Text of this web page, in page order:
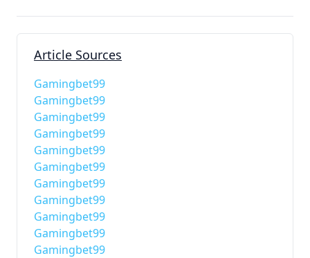
Article Sources
Gamingbet99
Gamingbet99
Gamingbet99
Gamingbet99
Gamingbet99
Gamingbet99
Gamingbet99
Gamingbet99
Gamingbet99
Gamingbet99
Gamingbet99